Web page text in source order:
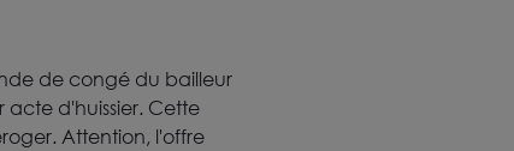
de congé du bailleur
acte d'huissier. Cette
Attention, l'offre